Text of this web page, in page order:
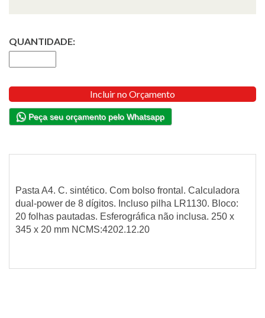
QUANTIDADE:
Incluir no Orçamento
Peça seu orçamento pelo Whatsapp
Pasta A4. C. sintético. Com bolso frontal. Calculadora
dual-power de 8 dígitos. Incluso pilha LR1130. Bloco:
20 folhas pautadas. Esferográfica não inclusa. 250 x
345 x 20 mm NCMS:4202.12.20